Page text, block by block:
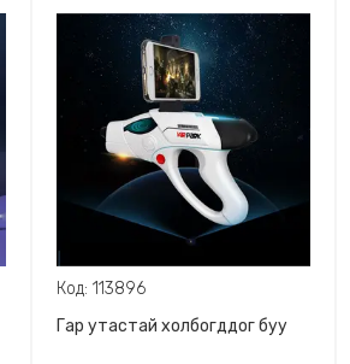
Код: 113896
Гар утастай холбогддог буу